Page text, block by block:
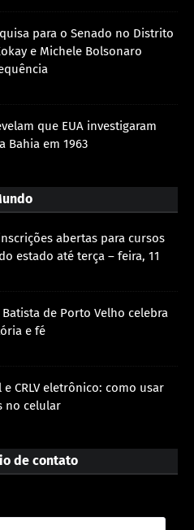
para o Senado no Distrito
e Michele Bolsonaro
que EUA investigaram
Bahia em 1963
abertas para cursos
estado até terça – feira, 11
de Porto Velho celebra
e fé
e CRLV eletrônico: como usar
no celular
de contato